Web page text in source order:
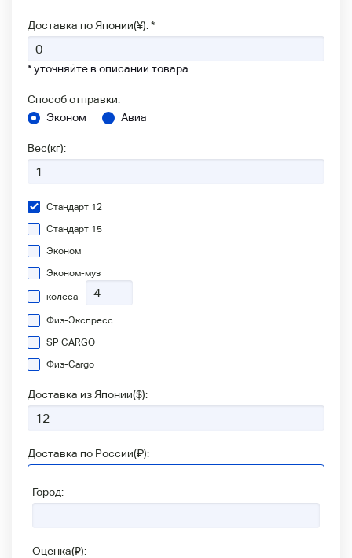
Доставка по Японии(¥): *
* уточняйте в описании товара
Способ отправки:
Эконом
Авиа
Вес(кг):
Стандарт 12
Стандарт 15
Эконом
Эконом-муз
колеса
Физ-Экспресс
SP CARGO
Физ-Сargo
Доставка из Японии($):
Доставка по России(₽):
Город:
Оценка(₽):